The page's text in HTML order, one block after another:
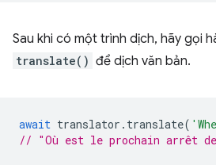
Sau khi có một trình dịch, hãy gọi
translate() để dịch văn bản.
await translator . translate(
// "Où est le prochain arrêt